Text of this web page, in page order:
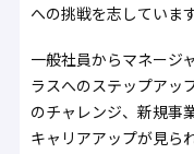
への挑戦を志しています
一般社員からマネージ
ラスへのステップアッ
のチャレンジ、新規事
キャリアアップが見ら